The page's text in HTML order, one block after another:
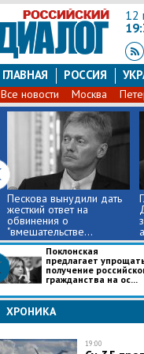
12
ГЛАВНАЯ РОССИЯ
Все новости Москва
Пескова вынудили дать
жесткий ответ на
обвинения о
"вмешательстве...
Поклонская
предлагает
получение
гражданства на ос...
ХРОНИКА
19:00